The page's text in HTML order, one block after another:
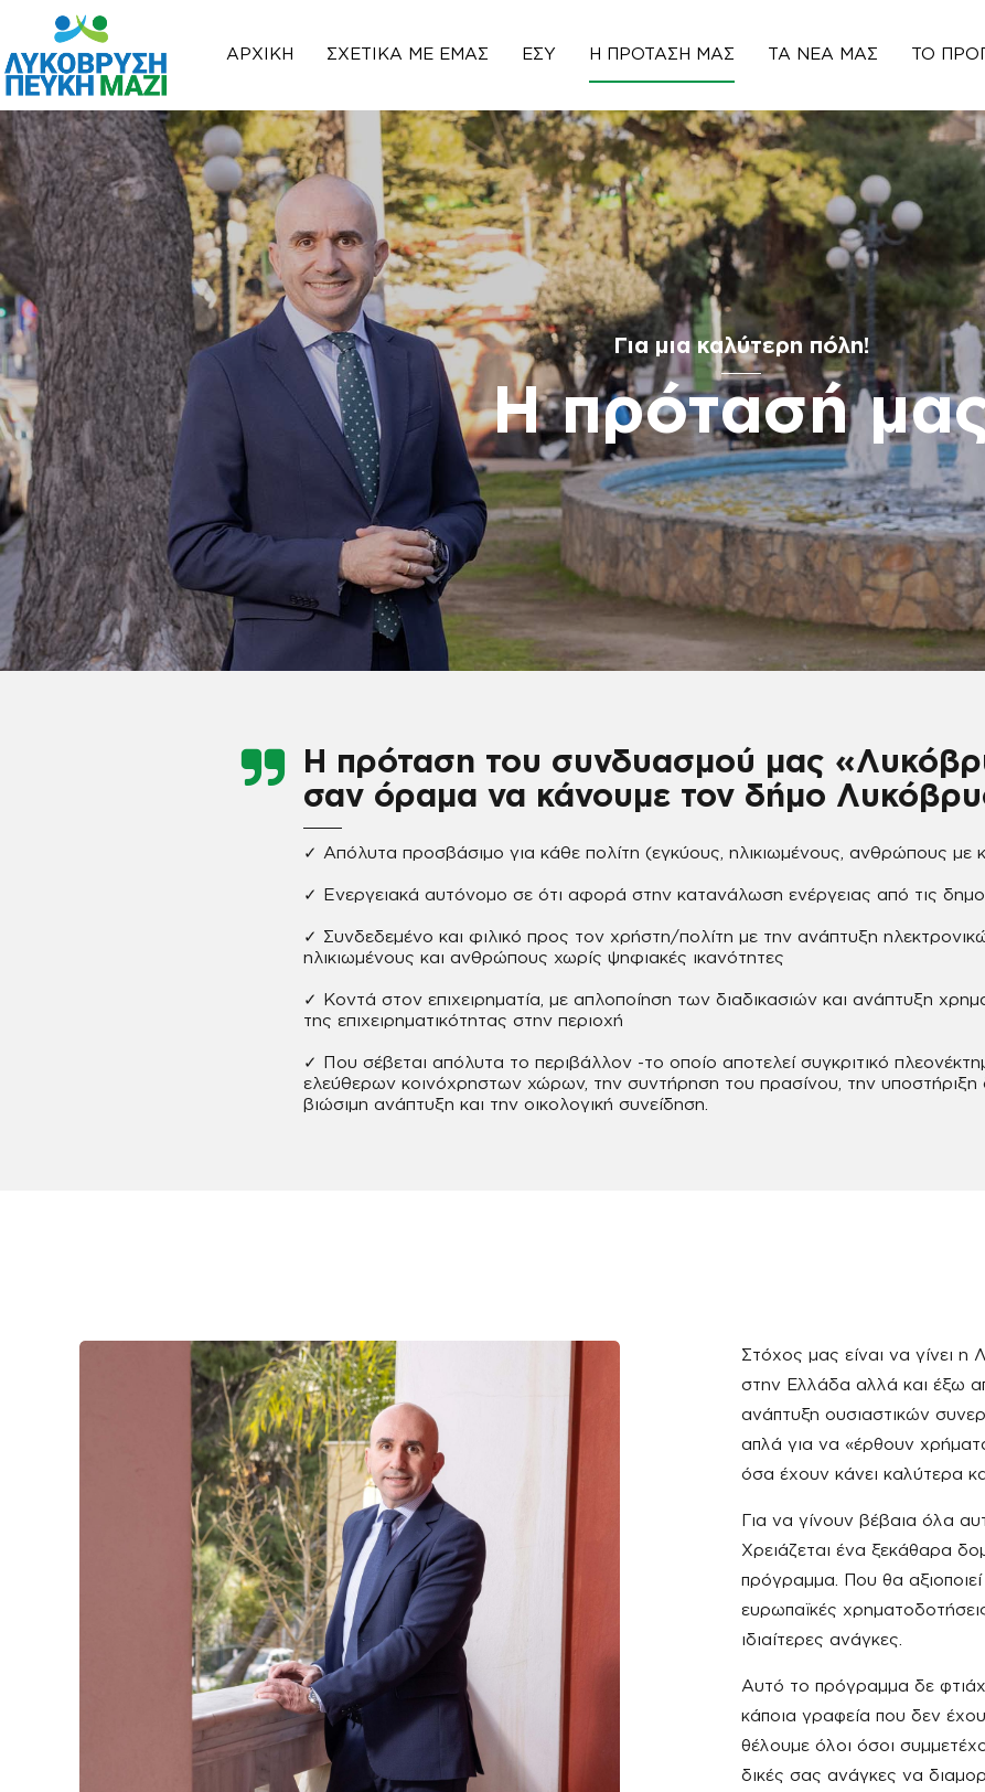
ΑΡΧΙΚΉ ΣΧΕΤΙΚΆ ΜΕ ΕΜΆΣ ΕΣΥ Η ΠΡΌΤΑΣΉ ΜΑΣ ΤΑ ΝΈΑ ΜΑΣ ΤΟ
Για μια καλύτερη πόλη!
Η πρότασή
Η πρόταση του συνδυασμού μας
σαν όραμα να κάνουμε τον δήμο
✓ Απόλυτα προσβάσιμο για κάθε πολίτη (εγκύους, ηλικιωμένους, ανθρώπους με
✓ Ενεργειακά αυτόνομο σε ότι αφορά στην κατανάλωση ενέργειας από τις
✓ Συνδεδεμένο και φιλικό προς τον χρήστη/πολίτη με την ανάπτυξη
ηλικιωμένους και ανθρώπους χωρίς ψηφιακές ικανότητες
✓ Κοντά στον επιχειρηματία, με απλοποίηση των διαδικασιών και ανάπτυξη
της επιχειρηματικότητας στην περιοχή
✓ Που σέβεται απόλυτα το περιβάλλον -το οποίο αποτελεί συγκριτικό
ελεύθερων κοινόχρηστων χώρων, την συντήρηση του πρασίνου, την
βιώσιμη ανάπτυξη και την οικολογική συνείδηση.
Στόχος μας είναι να γίνει
στην Ελλάδα αλλά και έξω
ανάπτυξη ουσιαστικών
απλά για να «έρθουν
όσα έχουν κάνει καλύτερα
Για να γίνουν βέβαια όλα
Χρειάζεται ένα ξεκάθαρα
πρόγραμμα. Που θα αξιοποιεί
ευρωπαϊκές
ιδιαίτερες ανάγκες.
Αυτό το πρόγραμμα δε
κάποια γραφεία που δεν
θέλουμε όλοι όσοι
δικές σας ανάγκες να